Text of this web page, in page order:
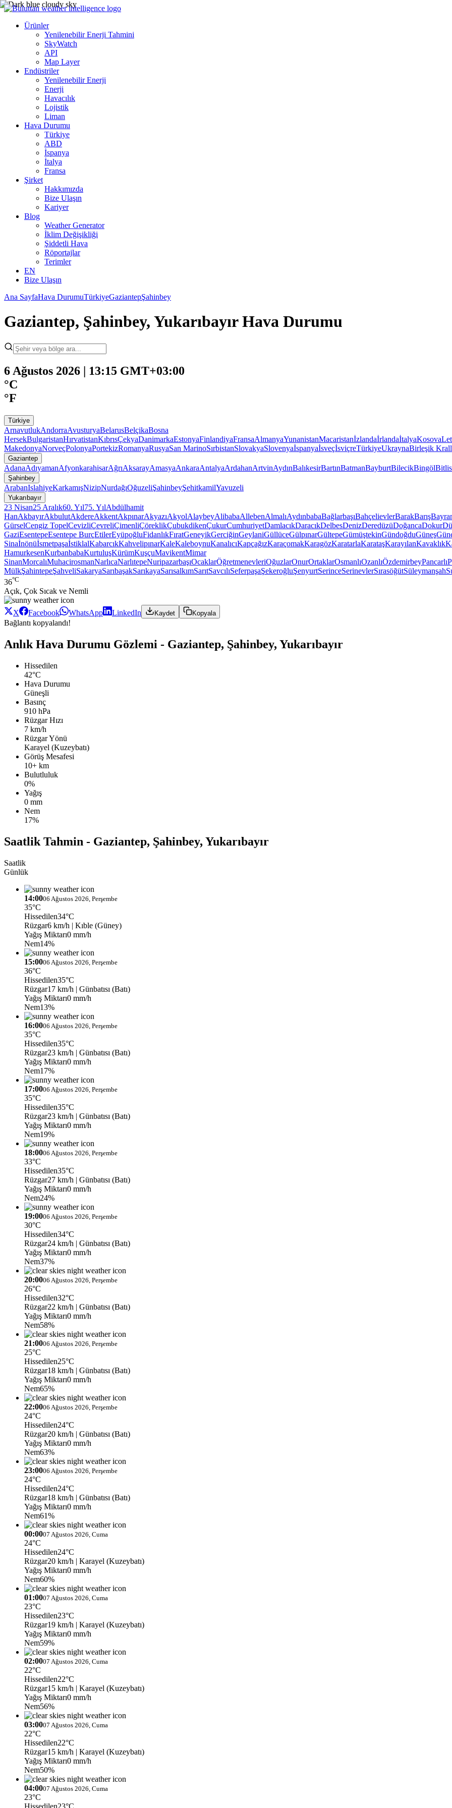
Ürünler
Yenilenebilir Enerji Tahmini
SkyWatch
API
Map Layer
Endüstriler
Yenilenebilir Enerji
Enerji
Havacılık
Lojistik
Liman
Hava Durumu
Türkiye
ABD
İspanya
İtalya
Fransa
Şirket
Hakkımızda
Bize Ulaşın
Kariyer
Blog
Weather Generator
İklim Değişikliği
Şiddetli Hava
Röportajlar
Terimler
EN
Bize Ulaşın
Ana SayfaHava DurumuTürkiyeGaziantepŞahinbey
Gaziantep, Şahinbey, Yukarıbayır Hava Durumu
6 Ağustos 2026 | 13:15 GMT+03:00
°C
°F
Türkiye
ArnavutlukAndorraAvusturyaBelarusBelçikaBosna
HersekBulgaristanHırvatistanKıbrısÇekyaDanimarkaEstonyaFinlandiyaFransaAlmanyaYunanistanMacaristanİzlandaİrlandaİtalyaKosova
MakedonyaNorveçPolonyaPortekizRomanyaRusyaSan MarinoSırbistanSlovakyaSlovenyaİspanyaİsveçİsviçreTürkiyeUkraynaBirleşik
Gaziantep
AdanaAdıyamanAfyonkarahisarAğrıAksarayAmasyaAnkaraAntalyaArdahanArtvinAydınBalıkesirBartınBatmanBayburtBilecikBingölBitlis
Şahinbey
ArabanIslahiyeKarkamışNizipNurdağıOğuzeliŞahinbeyŞehitkamilYavuzeli
Yukarıbayır
23 Nisan25 Aralık60. Yıl75. YılAbdülhamit
HanAkbayırAkbulutAkdereAkkentAkpınarAkyazıAkyolAlaybeyAlibabaAllebenAlmalıAydınbabaBağlarbaşıBahçelievlerBarakBarış
GürselCengiz TopelCevizliÇevreliÇimenliÇöreklikÇubukdikenÇukurCumhuriyetDamlacıkDaracıkDelbesDenizDeredüzüDoğancaDokur
GaziEsentepeEsentepe BurçEtilerEyüpoğluFidanlıkFıratGeneyikGerciğinGeylaniGüllüceGülpınarGültepeGümüştekinGündoğduGüneş
SinaİnönüİsmetpaşaİstiklalKabarcıkKahvelipınarKaleKaleboynuKanalıcıKapçağızKaraçomakKaragözKaratarlaKarataşKarayılanKavaklık
HamurkesenKurbanbabaKurtuluşKürümKuşçuMavikentMimar
SinanMorcalıMuhacirosmanNarlıcaNarlıtepeNuripazarbaşıOcaklarÖğretmenevleriOğuzlarOnurOrtaklarOsmanlıOzanlıÖzdemirbeyPancarlı
MülkŞahintepeŞahveliSakaryaSarıbaşakSarıkayaSarısalkımSarıtSavcılıSeferpaşaŞekeroğluŞenyurtSerinceSerinevlerSırasöğütSüleymanşah
36°C
Açık, Çok Sıcak ve Nemli
X Facebook WhatsApp LinkedIn Kaydet Kopyala
Bağlantı kopyalandı!
Anlık Hava Durumu Gözlemi - Gaziantep, Şahinbey, Yukarıbayır
Hissedilen
42°C
Hava Durumu
Güneşli
Basınç
910 hPa
Rüzgar Hızı
7 km/h
Rüzgar Yönü
Karayel (Kuzeybatı)
Görüş Mesafesi
10+ km
Bulutluluk
0%
Yağış
0 mm
Nem
17%
Saatlik Tahmin - Gaziantep, Şahinbey, Yukarıbayır
Saatlik
Günlük
14:0006 Ağustos 2026, Perşembe
35°C
Hissedilen34°C
Rüzgar6 km/h | Kıble (Güney)
Yağış Miktarı0 mm/h
Nem14%
15:0006 Ağustos 2026, Perşembe
36°C
Hissedilen35°C
Rüzgar17 km/h | Günbatısı (Batı)
Yağış Miktarı0 mm/h
Nem13%
16:0006 Ağustos 2026, Perşembe
35°C
Hissedilen35°C
Rüzgar23 km/h | Günbatısı (Batı)
Yağış Miktarı0 mm/h
Nem17%
17:0006 Ağustos 2026, Perşembe
35°C
Hissedilen35°C
Rüzgar23 km/h | Günbatısı (Batı)
Yağış Miktarı0 mm/h
Nem19%
18:0006 Ağustos 2026, Perşembe
33°C
Hissedilen35°C
Rüzgar27 km/h | Günbatısı (Batı)
Yağış Miktarı0 mm/h
Nem24%
19:0006 Ağustos 2026, Perşembe
30°C
Hissedilen34°C
Rüzgar24 km/h | Günbatısı (Batı)
Yağış Miktarı0 mm/h
Nem37%
20:0006 Ağustos 2026, Perşembe
26°C
Hissedilen32°C
Rüzgar22 km/h | Günbatısı (Batı)
Yağış Miktarı0 mm/h
Nem58%
21:0006 Ağustos 2026, Perşembe
25°C
Hissedilen25°C
Rüzgar18 km/h | Günbatısı (Batı)
Yağış Miktarı0 mm/h
Nem65%
22:0006 Ağustos 2026, Perşembe
24°C
Hissedilen24°C
Rüzgar20 km/h | Günbatısı (Batı)
Yağış Miktarı0 mm/h
Nem63%
23:0006 Ağustos 2026, Perşembe
24°C
Hissedilen24°C
Rüzgar18 km/h | Günbatısı (Batı)
Yağış Miktarı0 mm/h
Nem61%
00:0007 Ağustos 2026, Cuma
24°C
Hissedilen24°C
Rüzgar20 km/h | Karayel (Kuzeybatı)
Yağış Miktarı0 mm/h
Nem60%
01:0007 Ağustos 2026, Cuma
23°C
Hissedilen23°C
Rüzgar19 km/h | Karayel (Kuzeybatı)
Yağış Miktarı0 mm/h
Nem59%
02:0007 Ağustos 2026, Cuma
22°C
Hissedilen22°C
Rüzgar15 km/h | Karayel (Kuzeybatı)
Yağış Miktarı0 mm/h
Nem56%
03:0007 Ağustos 2026, Cuma
22°C
Hissedilen22°C
Rüzgar15 km/h | Karayel (Kuzeybatı)
Yağış Miktarı0 mm/h
Nem50%
04:0007 Ağustos 2026, Cuma
23°C
Hissedilen23°C